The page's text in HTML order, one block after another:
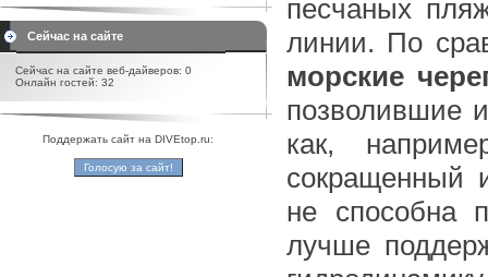
Сейчас на сайте
Сейчас на сайте веб-дайверов: 0
Онлайн гостей: 32
Поддержать сайт на DIVEtop.ru:
песчаных
линии. По
морские
позволившие
как,
сокращенный
не способна
лучше